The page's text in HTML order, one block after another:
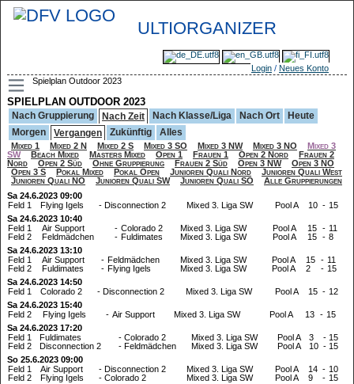
ULTIORGANIZER
Login / Neues Konto
Spielplan Outdoor 2023
SPIELPLAN OUTDOOR 2023
Nach Gruppierung Nach Zeit Nach Klasse/Liga Nach Ort
Heute
Morgen
Vergangen Zukünftig Alles
Mixed 1 Mixed 2 N Mixed 2 S Mixed 3 SO Mixed 3 NW Mixed 3 NO
Mixed 3
SW
Beach Mixed Masters Mixed Open 1 Frauen 1 Open 2 Nord
Frauen 2
Nord
Open 2 Süd Ohne Gruppierung Frauen 2 Süd Open 3 NW
Open 3 NO
Open 3 S
Pokal Mixed Pokal Open Junioren Quali Nord
Junioren Quali West
Junioren Quali NO
Junioren Quali SW Junioren Quali SO
Alle Gruppierungen
Sa 24.6.2023 09:00
Feld 1
Flying Igels - Disconnection 2 Mixed 3. Liga SW Pool A 10 - 15
Sa 24.6.2023 10:40
Feld 1
Air Support - Colorado 2 Mixed 3. Liga SW Pool A 15 - 11
Feld 2
Feldmädchen - Fuldimates Mixed 3. Liga SW Pool A 15 - 8
Sa 24.6.2023 13:10
Feld 1
Air Support - Feldmädchen Mixed 3. Liga SW Pool A 15 - 11
Feld 2
Fuldimates - Flying Igels Mixed 3. Liga SW Pool A 2 - 15
Sa 24.6.2023 14:50
Feld 1
Colorado 2 - Disconnection 2 Mixed 3. Liga SW Pool A 15 - 12
Sa 24.6.2023 15:40
Feld 2
Flying Igels - Air Support Mixed 3. Liga SW Pool A 13 - 15
Sa 24.6.2023 17:20
Feld 1
Fuldimates - Colorado 2 Mixed 3. Liga SW Pool A 3 - 15
Feld 2
Disconnection 2 - Feldmädchen Mixed 3. Liga SW Pool A 10 - 15
So 25.6.2023 09:00
Feld 1
Air Support - Disconnection 2 Mixed 3. Liga SW Pool A 14 - 10
Feld 2
Flying Igels - Colorado 2 Mixed 3. Liga SW Pool A 9 - 15